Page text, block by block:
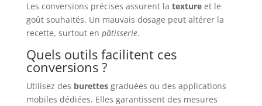
Les conversions précises assurent la textureet le
goût souhaités. Un mauvais dosage peut altérer la
recette, surtout en pâtisserie.
Quels outils facilitent ces
conversions ?
Utilisez des burettesgraduées ou des applications
mobiles dédiées. Elles garantissent des mesures